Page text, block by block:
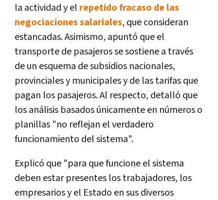
la actividad y el repetido fracaso de las
negociaciones salariales, que consideran
estancadas. Asimismo, apuntó que el
transporte de pasajeros se sostiene a través
de un esquema de subsidios nacionales,
provinciales y municipales y de las tarifas que
pagan los pasajeros. Al respecto, detalló que
los análisis basados únicamente en números o
planillas "no reflejan el verdadero
funcionamiento del sistema".
Explicó que "para que funcione el sistema
deben estar presentes los trabajadores, los
empresarios y el Estado en sus diversos